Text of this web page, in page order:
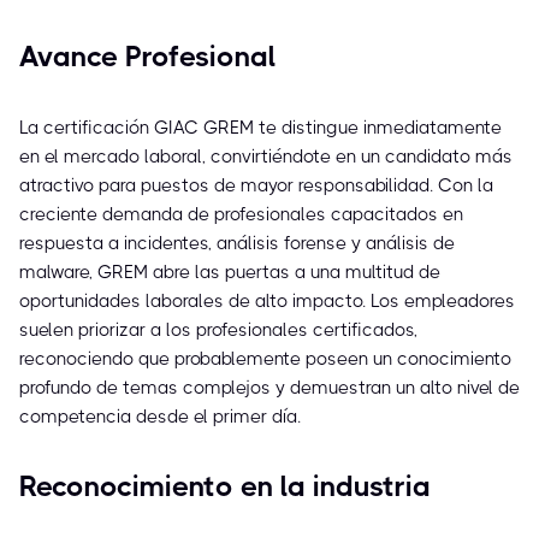
Avance Profesional
La certificación GIAC GREM te distingue inmediatamente
en el mercado laboral, convirtiéndote en un candidato más
atractivo para puestos de mayor responsabilidad. Con la
creciente demanda de profesionales capacitados en
respuesta a incidentes, análisis forense y análisis de
malware, GREM abre las puertas a una multitud de
oportunidades laborales de alto impacto. Los empleadores
suelen priorizar a los profesionales certificados,
reconociendo que probablemente poseen un conocimiento
profundo de temas complejos y demuestran un alto nivel de
competencia desde el primer día.
Reconocimiento en la industria